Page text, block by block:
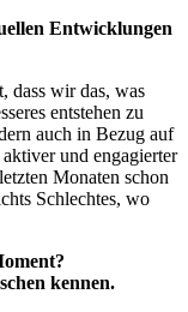
Entwicklungen
dass wir das, was
entstehen zu
auch in Bezug auf
und engagierter
Monaten schon
Schlechtes, wo
kennen.